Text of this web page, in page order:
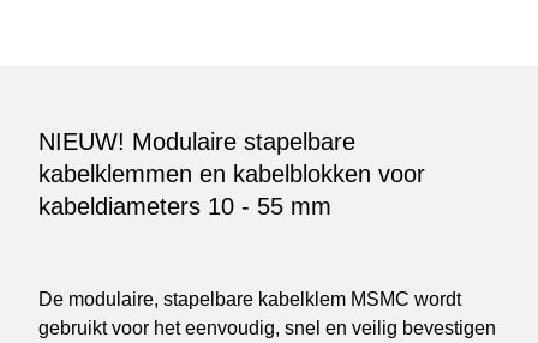
NIEUW! Modulaire stapelbare
kabelklemmen en kabelblokken voor
kabeldiameters 10 - 55 mm
De modulaire, stapelbare kabelklem MSMC wordt
gebruikt voor het eenvoudig, snel en veilig bevestigen